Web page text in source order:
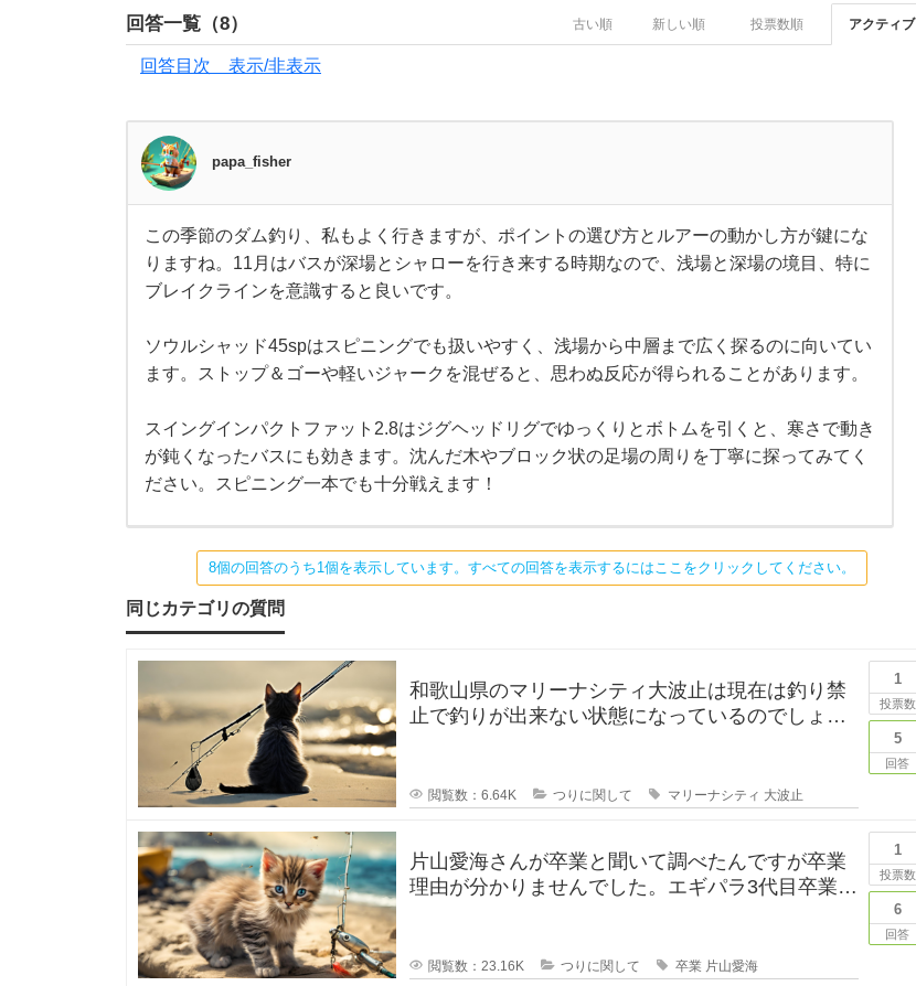
の
で
す
。
釣
行
予
定
の
ポ
ン
ト
は
、
カ
バ
ー
回答一覧（8） アクティブ
投票数順
新しい順
古い順
回答目次 表示/非表示
papa_fisher
こ
の
季
節
ダ
ム
釣
り
私
も
よ
く
行
ま
ポ
イ
ン
び
方
ー
の
動
か
この季節のダム釣り、私もよく行きますが、ポイントの選び方とルアーの動かし方が鍵にな
りますね。11月はバスが深場とシャローを行き来する時期なので、浅場と深場の境目、特に
ブレイクラインを意識すると良いです。
ソウルシャッド45spはスピニングでも扱いやすく、浅場から中層まで広く探るのに向いてい
ます。ストップ＆ゴーや軽いジャークを混ぜると、思わぬ反応が得られることがあります。
スイングインパクトファット2.8はジグヘッドリグでゆっくりとボトムを引くと、寒さで動き
が鈍くなったバスにも効きます。沈んだ木やブロック状の足場の周りを丁寧に探ってみてく
ださい。スピニング一本でも十分戦えます！
8個の回答のうち1個を表示しています。すべての回答を表示するにはここをクリックしてください。
同じカテゴリの質問
和歌山県のマリーナシティ大波止は現在は釣り禁
止で釣りが出来ない状態になっているのでしょう
閲覧数：6.64K つりに関して マリーナシティ 大波止
1
投票数
5
回答
片山愛海さんが卒業と聞いて調べたんですが卒業
理由が分かりませんでした。エギパラ3代目卒業回
閲覧数：23.16K つりに関して 卒業 片山愛海
1
投票数
6
回答